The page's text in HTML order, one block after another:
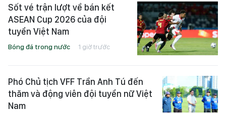
Sốt vé trận lượt về bán kết
ASEAN Cup 2026 của đội
tuyển Việt Nam
Bóng đá trong nước 1 giờ trước
Phó Chủ tịch VFF Trần Anh Tú đến
thăm và động viên đội tuyển nữ Việt
Nam